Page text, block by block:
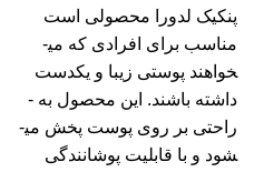
پنکیک لدورا محصولی است
مناسب برای افرادی که می­
خواهند پوستی زیبا و یکدست
داشته باشند. این محصول به ­
راحتی بر روی پوست پخش می­
شود و با قابلیت پوشانندگی